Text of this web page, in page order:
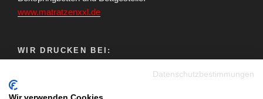
www.matratzenxxl.de
WIR DRUCKEN BEI:
Datenschutzbestimmungen